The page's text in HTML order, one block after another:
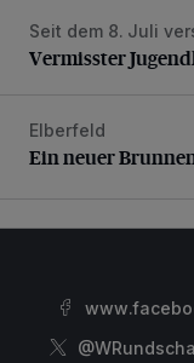
Vermisster
Seit dem 8. Juli
Vermisster
Ein neuer Brunnen
Elberfeld
Ein neuer